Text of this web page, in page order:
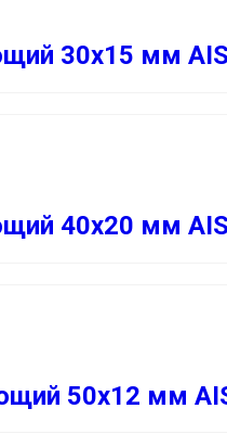
30х15 мм
40х20 мм
50х12 мм